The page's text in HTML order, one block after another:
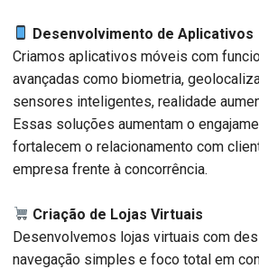
Desenvolvimento de Aplicativos
Criamos aplicativos móveis com
avançadas como biometria,
sensores inteligentes, realidade
Essas soluções aumentam o
fortalecem o relacionamento com
empresa frente à concorrência.
Criação de Lojas Virtuais
Desenvolvemos lojas virtuais com
navegação simples e foco total em